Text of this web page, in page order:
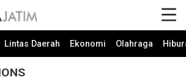
Lintas Daerah Ekonomi Olahraga